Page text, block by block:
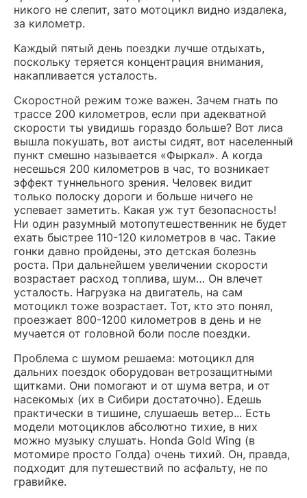
никого не слепит, зато мотоцикл видно издалека,
за километр.
Каждый пятый день поездки лучше отдыхать,
поскольку теряется концентрация внимания,
накапливается усталость.
Скоростной режим тоже важен. Зачем гнать по
трассе 200 километров, если при адекватной
скорости ты увидишь гораздо больше? Вот лиса
вышла покушать, вот аисты сидят, вот населенный
пункт смешно называется «Фыркал». А когда
несешься 200 километров в час, то возникает
эффект туннельного зрения. Человек видит
только полоску дороги и больше ничего не
успевает заметить. Какая уж тут безопасность!
Ни один разумный мотопутешественник не будет
ехать быстрее 110-120 километров в час. Такие
гонки давно пройдены, это детская болезнь
роста. При дальнейшем увеличении скорости
возрастает расход топлива, шум… Он влечет
усталость. Нагрузка на двигатель, на сам
мотоцикл тоже возрастает. Тот, кто это понял,
проезжает 800-1200 километров в день и не
мучается от головной боли после поездки.
Проблема с шумом решаема: мотоцикл для
дальних поездок оборудован ветрозащитными
щитками. Они помогают и от шума ветра, и от
насекомых (их в Сибири достаточно). Едешь
практически в тишине, слушаешь ветер... Есть
модели мотоциклов абсолютно тихие, в них
можно музыку слушать. Honda Gold Wing (в
мотомире просто Голда) очень тихий. Он, правда,
подходит для путешествий по асфальту, не по
гравийке.